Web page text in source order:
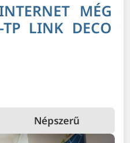
MÉG
LINK DECO
Népszerű